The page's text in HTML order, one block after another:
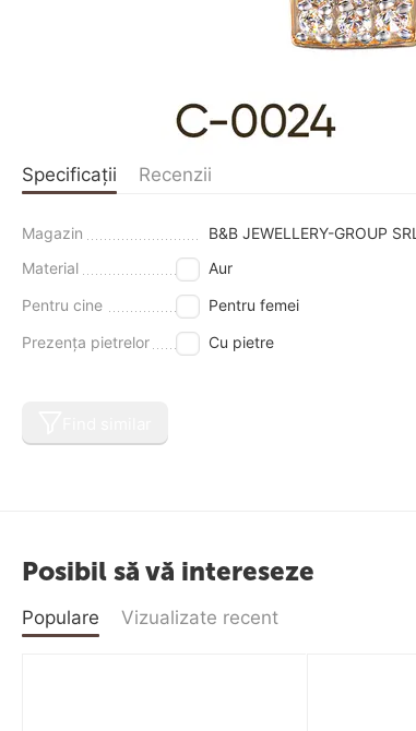
Specificații Recenzii
Magazin
B&B JEWELLERY-GROUP SRL
Material
Aur
Pentru cine
Pentru femei
Prezența pietrelor
Cu pietre
Posibil să vă intereseze
Populare Vizualizate recent